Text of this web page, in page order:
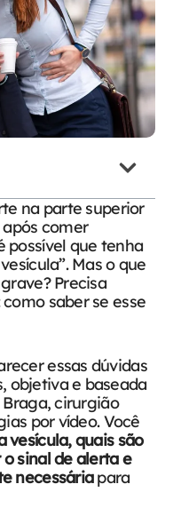
na parte superior
comer
possível que tenha
Mas o que
Precisa
saber se esse
essas dúvidas
objetiva e baseada
Braga, cirurgião
por vídeo. Você
vesícula, quais são
sinal de alerta e
necessáriapara